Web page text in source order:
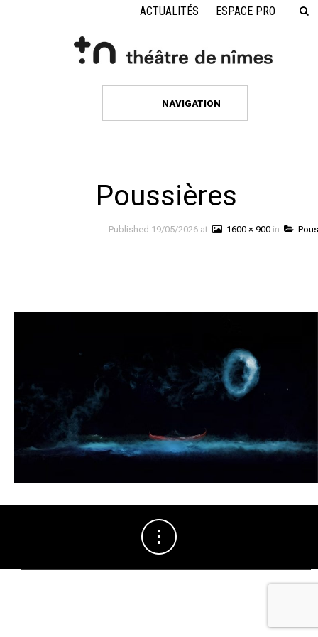
ACTUALITÉS ESPACE PRO
NAVIGATION
Poussières
Published 19/05/2026at 1600 × 900in